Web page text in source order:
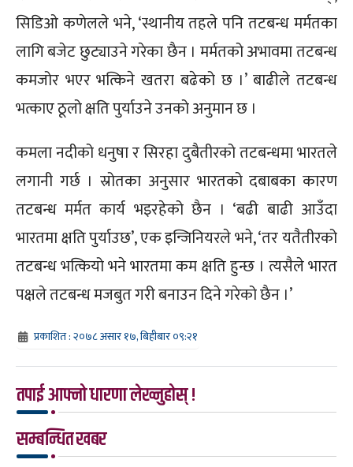
सिडिओ कणेलले भने, ‘स्थानीय तहले पनि तटबन्ध मर्मतका
लागि बजेट छुट्याउने गरेका छैन । मर्मतको अभावमा तटबन्ध
कमजोर भएर भत्किने खतरा बढेको छ ।’ बाढीले तटबन्ध
भत्काए ठूलो क्षति पुर्याउने उनको अनुमान छ ।
कमला नदीको धनुषा र सिरहा दुबैतीरको तटबन्धमा भारतले
लगानी गर्छ । स्रोतका अनुसार भारतको दबाबका कारण
तटबन्ध मर्मत कार्य भइरहेको छैन । ‘बढी बाढी आउँदा
भारतमा क्षति पुर्याउछ’, एक इन्जिनियरले भने, ‘तर यतैतीरको
तटबन्ध भत्कियो भने भारतमा कम क्षति हुन्छ । त्यसैले भारत
पक्षले तटबन्ध मजबुत गरी बनाउन दिने गरेको छैन ।’
प्रकाशित : २०७८ असार १७, बिहीबार ०९:२१
तपाई आफ्नो धारणा लेख्नुहोस् !
सम्बन्धित खबर